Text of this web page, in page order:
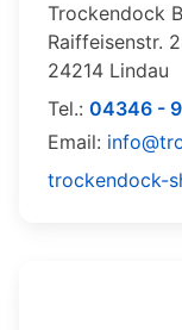
Trockendock
Raiffeisenstr.
24214 Lindau
Tel.: 04346 -
Email:
trockendock-